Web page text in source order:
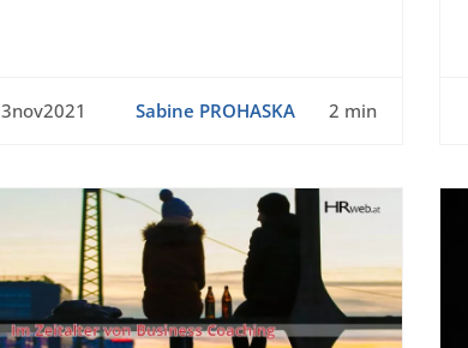
3nov2021 Sabine PROHASKA 2 min